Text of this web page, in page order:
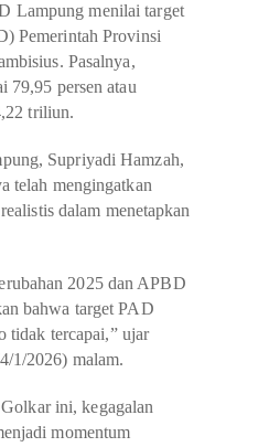
Lampung menilai target
Pemerintah Provinsi
Pasalnya,
79,95 persen atau
triliun.
Supriyadi Hamzah,
telah mengingatkan
dalam menetapkan
2025 dan APBD
bahwa target PAD
tidak tercapai,” ujar
1/2026) malam.
ini, kegagalan
momentum